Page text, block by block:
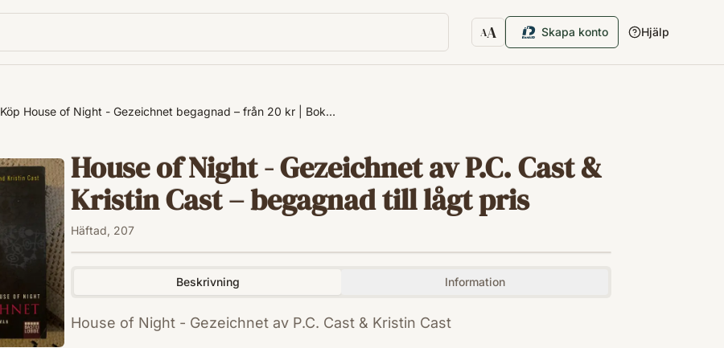
AA
Textstorlek
Skapa konto Hjälp
Köp House of Night - Gezeichnet begagnad – från 20 kr | Bok…
House of Night - Gezeichnet av P.C. Cast &
Kristin Cast – begagnad till lågt pris
Häftad, 207
Beskrivning Information
House of Night - Gezeichnet av P.C. Cast & Kristin Cast